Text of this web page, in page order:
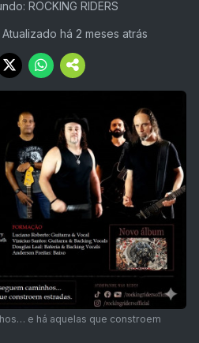
ROCKING RIDERS
| Atualizado há 2 meses atrás
e há aquelas que constroem